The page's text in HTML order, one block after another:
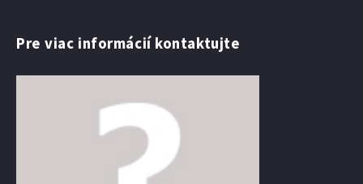
Pre viac informácií kontaktujte